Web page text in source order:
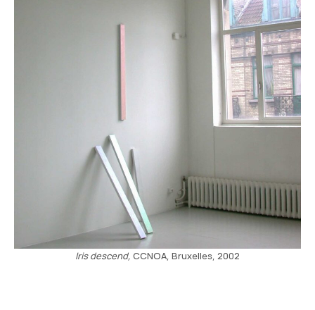
Iris descend, CCNOA, Bruxelles, 2002